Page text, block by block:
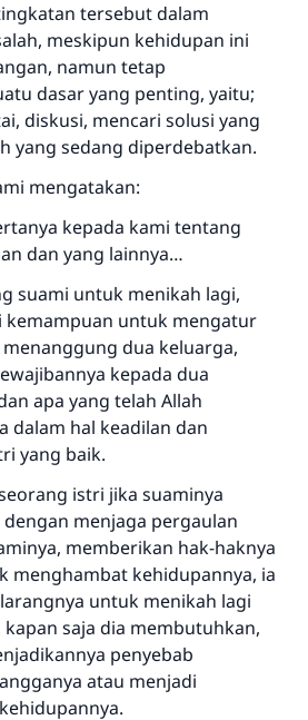
tersebut dalam
meskipun kehidupan ini
namun tetap
dasar yang penting, yaitu;
diskusi, mencari solusi yang
yang sedang diperdebatkan.
mengatakan:
kepada kami tentang
dan yang lainnya…
suami untuk menikah lagi,
kemampuan untuk mengatur
dua keluarga,
kepada dua
apa yang telah Allah
dalam hal keadilan dan
yang baik.
istri jika suaminya
menjaga pergaulan
memberikan hak-haknya
menghambat kehidupannya, ia
untuk menikah lagi
saja dia membutuhkan,
penyebab
atau menjadi
jawaban untuk umat
Rasulullah ﷺ bersabda
suatu kebaikan,
mendapatkan pahala yang
yang melakukannya"
MUSLIM, 1893
Saham